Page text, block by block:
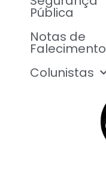
Pública
Notas de
Falecimento
Colunistas